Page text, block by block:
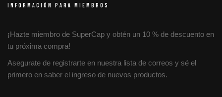
INFORMACIÓN PARA MIEMBROS
¡Hazte miembro de SuperCap y obtén un 10 % de descuento en
tu próxima compra!
Asegurate de registrarte en nuestra lista de correos y sé el
primero en saber el ingreso de nuevos productos.